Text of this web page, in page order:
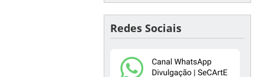
Redes Sociais